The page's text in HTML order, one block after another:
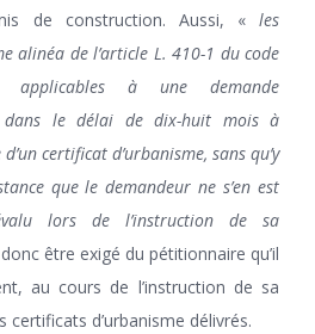
de construction. Aussi, « les
alinéa de l’article L. 410-1 du code
applicables à une demande
dans le délai de dix-huit mois à
certificat d’urbanisme, sans qu’y
que le demandeur ne s’en est
lors de l’instruction de sa
être exigé du pétitionnaire qu’il
au cours de l’instruction de sa
certificats d’urbanisme délivrés.